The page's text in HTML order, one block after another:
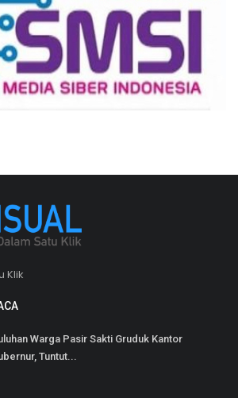
Klik
Warga Pasir Sakti Gruduk Kantor
Tuntut...